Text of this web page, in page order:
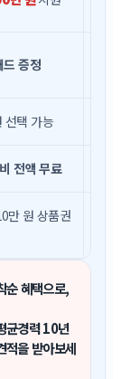
드 증정
선택 가능
전액 무료
만 원 상품권
순 혜택으로,
균경력 10년
적을 받아보세